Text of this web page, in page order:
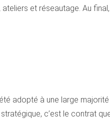
et réseautage. Au
adopté à une large
c’est le contrat